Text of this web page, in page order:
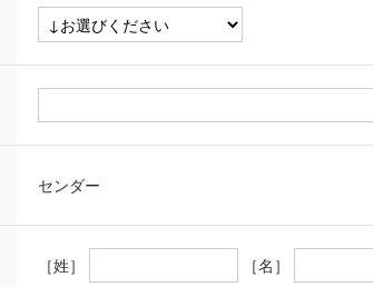
センダー
［姓］ ［名］